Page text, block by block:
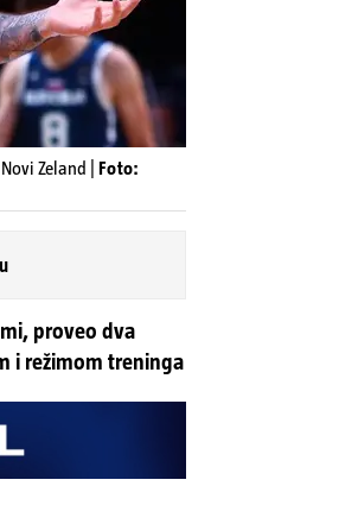
Zeland | Foto:
proveo dva
i režimom treninga